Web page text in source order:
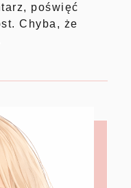
poświęć
Chyba, że